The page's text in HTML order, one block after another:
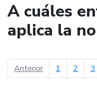
A cuáles
aplica la
Anteriorpágina anterior
1 2 3